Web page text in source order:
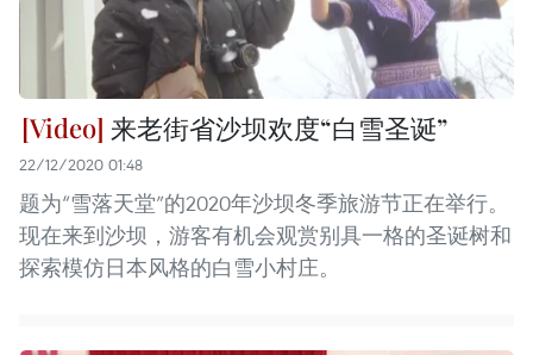
来老街省沙坝欢度“白雪圣诞”
22/12/2020 01:48
题为“雪落天堂”的2020年沙坝冬季旅游节正在举行。
现在来到沙坝，游客有机会观赏别具一格的圣诞树和
探索模仿日本风格的白雪小村庄。